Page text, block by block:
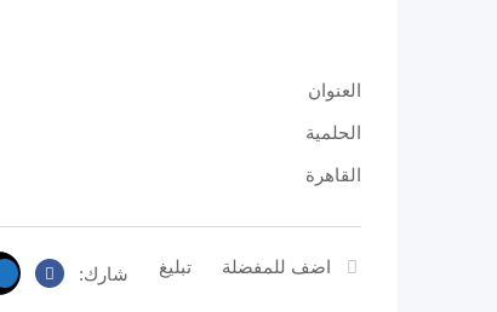
العنوان
الحلمية
القاهرة
اضف للمفضلة تبليغ شارك: